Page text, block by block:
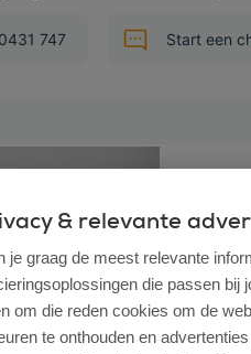
747 Start een
Km
& relevante
je graag de meest relevante
die passen bij
om die reden cookies om de
te onthouden en